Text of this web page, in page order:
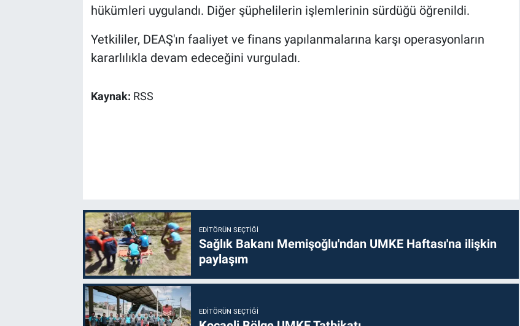
hükümleri uygulandı. Diğer şüphelilerin işlemlerinin sürdüğü öğrenildi.
Yetkililer, DEAŞ'ın faaliyet ve finans yapılanmalarına karşı operasyonların
kararlılıkla devam edeceğini vurguladı.
Kaynak: RSS
EDITÖRÜN SEÇTIĞI
Sağlık Bakanı Memişoğlu'ndan UMKE Haftası'na ilişkin
paylaşım
EDITÖRÜN SEÇTIĞI